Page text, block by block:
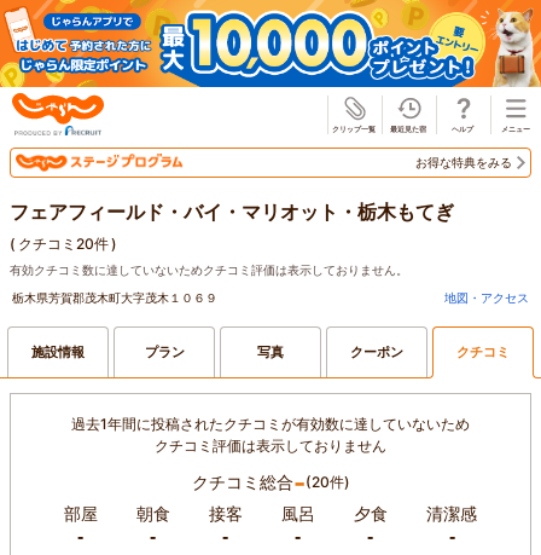
お得な特典をみる
フェアフィールド・バイ・マリオット・栃木もてぎ
( クチコミ20件)
有効クチコミ数に達していないためクチコミ評価は表示しておりません。
栃木県芳賀郡茂木町大字茂木１０６９
地図・アクセス
施設情報 プラン 写真 クーポン クチコミ
過去1年間に投稿されたクチコミが有効数に達していないため
クチコミ評価は表示しておりません
クチコミ総合-(20件)
部屋
-
朝食
-
接客
-
風呂
-
夕食
-
清潔感
-